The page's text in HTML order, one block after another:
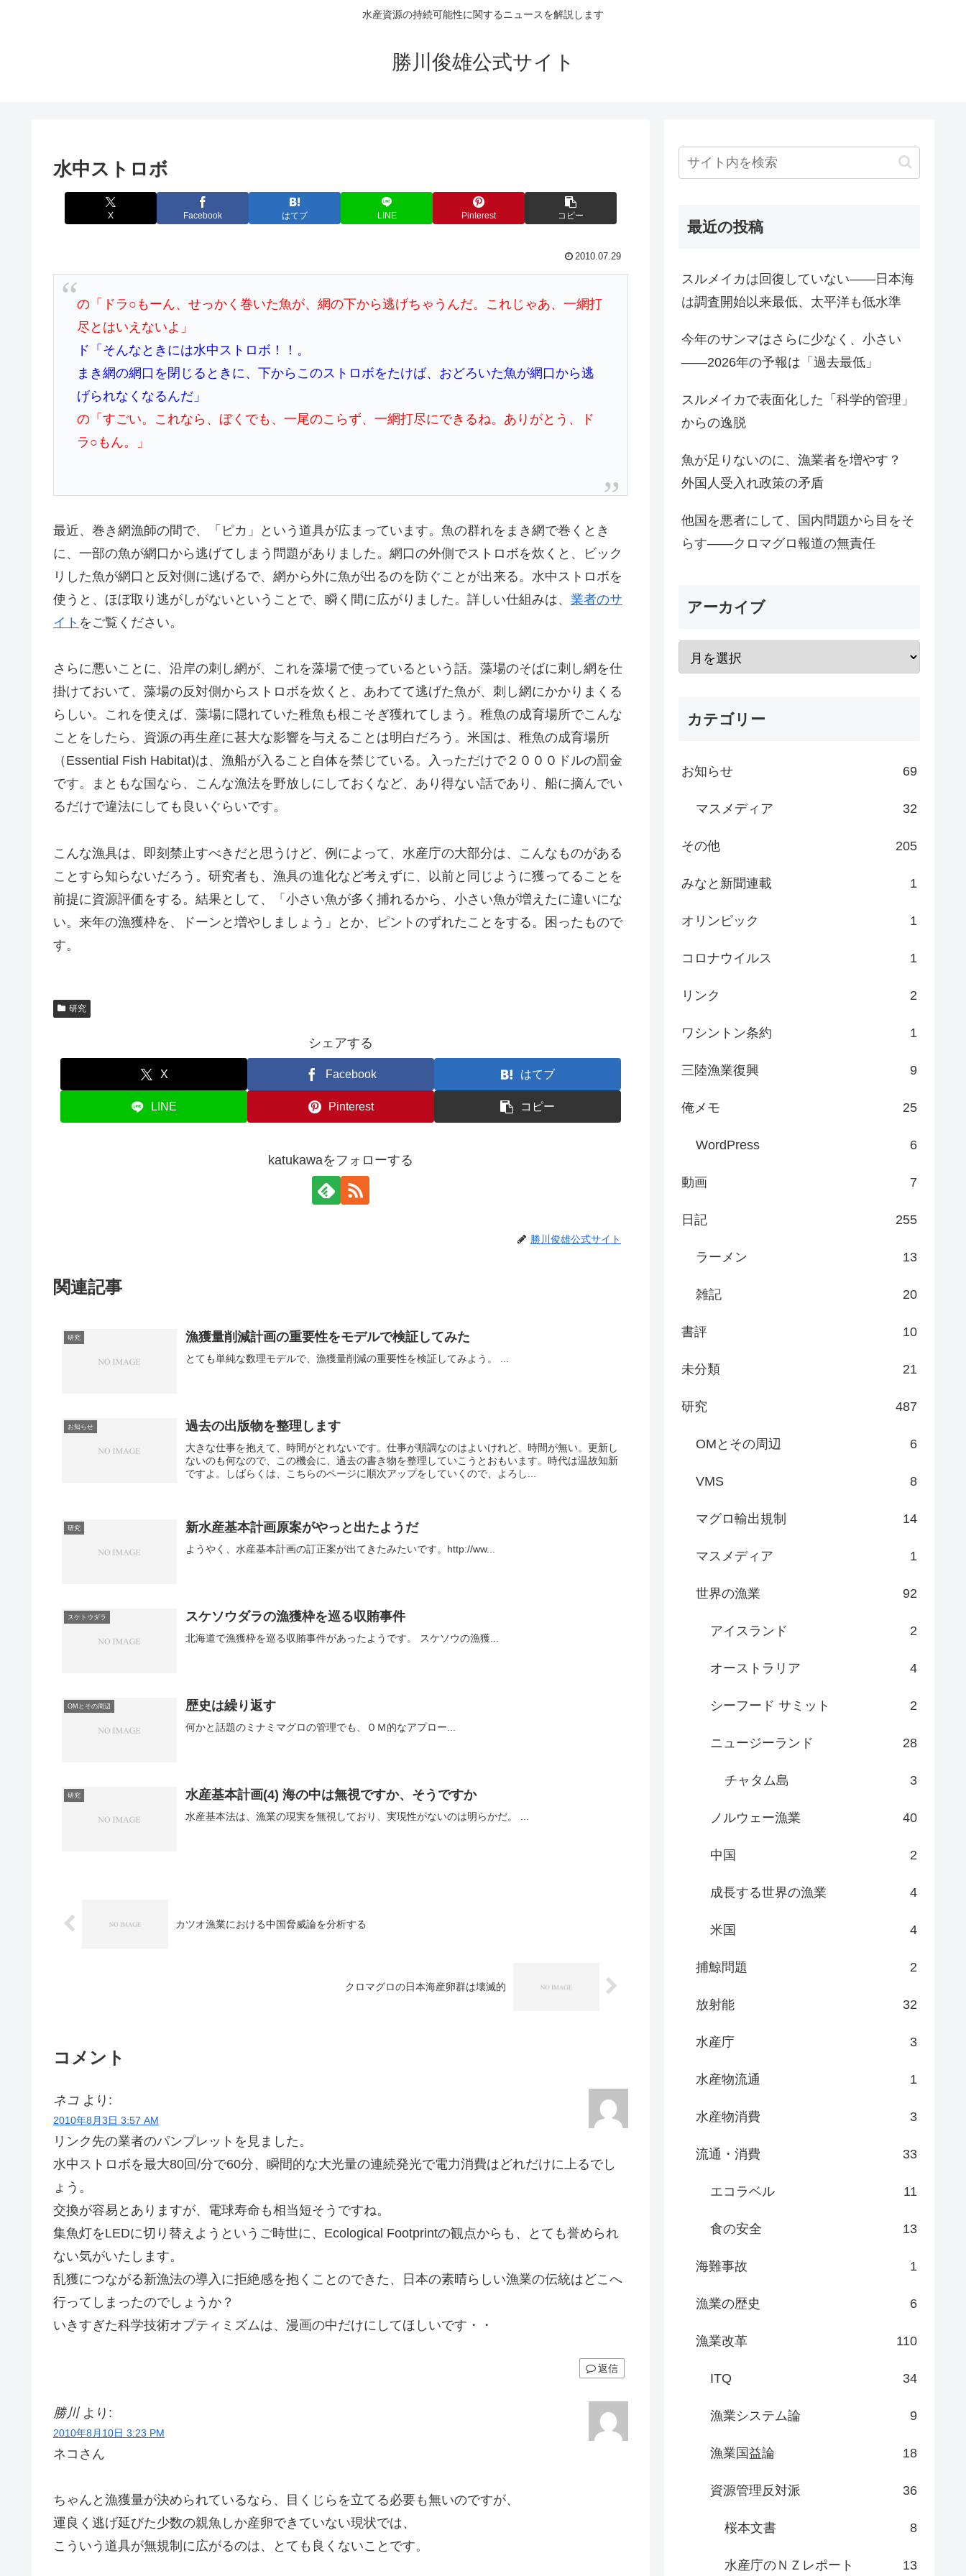
水産資源の持続可能性に関するニュースを解説します
勝川俊雄公式サイト
水中ストロボ
X Facebook はてブ LINE Pinterest コピー
2010.07.29
の「ドラ○もーん、せっかく巻いた魚が、網の下から逃げちゃうんだ。これじゃあ、一網打
尽とはいえないよ」
ド「そんなときには水中ストロボ！！ 。
まき網の網口を閉じるときに、下からこのストロボをたけば、おどろいた魚が網口から逃
げられなくなるんだ」
の「すごい。これなら、ぼくでも、一尾のこらず、一網打尽にできるね。ありがとう、ド
ラ○もん。」
最近、巻き網漁師の間で、「ピカ」という道具が広まっています。魚の群れをまき網で巻くとき
に、一部の魚が網口から逃げてしまう問題がありました。網口の外側でストロボを炊くと、ビック
リした魚が網口と反対側に逃げるで、網から外に魚が出るのを防ぐことが出来る。水中ストロボを
使うと、ほぼ取り逃がしがないということで、瞬く間に広がりました。詳しい仕組みは、 業者のサ
イト をご覧ください。
さらに悪いことに、沿岸の刺し網が、これを藻場で使っているという話。藻場のそばに刺し網を仕
掛けておいて、藻場の反対側からストロボを炊くと、あわてて逃げた魚が、刺し網にかかりまくる
らしい。これを使えば、藻場に隠れていた稚魚も根こそぎ獲れてしまう。稚魚の成育場所でこんな
ことをしたら、資源の再生産に甚大な影響を与えることは明白だろう。米国は、稚魚の成育場所
（Essential Fish Habitat)は、漁船が入ること自体を禁じている。入っただけで２０００ドルの罰金
です。まともな国なら、こんな漁法を野放しにしておくなど、あり得ない話であり、船に摘んでい
るだけで違法にしても良いぐらいです。
こんな漁具は、即刻禁止すべきだと思うけど、例によって、水産庁の大部分は、こんなものがある
ことすら知らないだろう。研究者も、漁具の進化など考えずに、以前と同じように獲ってることを
前提に資源評価をする。結果として、「小さい魚が多く捕れるから、小さい魚が増えたに違いにな
い。来年の漁獲枠を、ドーンと増やしましょう」とか、ピントのずれたことをする。困ったもので
す。
研究
シェアする
X Facebook はてブ
LINE Pinterest コピー
katukawaをフォローする
勝川俊雄公式サイト
関連記事
研究 漁獲量削減計画の重要性をモデルで検証してみた
お知らせ 過去の出版物を整理します
大きな仕事を抱えて、時間がとれないです。仕事が順調なのはよいけれど、時間が無い。更新し
ないのも何なので、この機会に、過去の書き物を整理していこうとおもいます。時代は温故知新
ですよ。しばらくは、こちらのページに順次アップをしていくので、よろし...
研究 新水産基本計画原案がやっと出たようだ
ようやく、水産基本計画の訂正案が出てきたみたいです。http://ww...
スケトウダラ スケソウダラの漁獲枠を巡る収賄事件
北海道で漁獲枠を巡る収賄事件があったようです。 スケソウの漁獲...
OMとその周辺 歴史は繰り返す
何かと話題のミナミマグロの管理でも、ＯＭ的なアプロー...
研究 水産基本計画(4) 海の中は無視ですか、そうですか
水産基本法は、漁業の現実を無視しており、実現性がないのは明らかだ。 ...
カツオ漁業における中国脅威論を分析する
クロマグロの日本海産卵群は壊滅的
コメント
ネコ より:
2010年8月3日 3:57 AM
リンク先の業者のパンプレットを見ました。
水中ストロボを最大80回/分で60分、瞬間的な大光量の連続発光で電力消費はどれだけに上るでし
ょう。
交換が容易とありますが、電球寿命も相当短そうですね。
集魚灯をLEDに切り替えようというご時世に、Ecological Footprintの観点からも、とても誉められ
ない気がいたします。
乱獲につながる新漁法の導入に拒絶感を抱くことのできた、日本の素晴らしい漁業の伝統はどこへ
行ってしまったのでしょうか？
いきすぎた科学技術オプティミズムは、漫画の中だけにしてほしいです・・
返信
勝川 より:
2010年8月10日 3:23 PM
ネコさん
ちゃんと漁獲量が決められているなら、目くじらを立てる必要も無いのですが、
運良く逃げ延びた少数の親魚しか産卵できていない現状では、
こういう道具が無規制に広がるのは、とても良くないことです。
最近の投稿
スルメイカは回復していない――日本海
は調査開始以来最低、太平洋も低水準
今年のサンマはさらに少なく、小さい
――2026年の予報は「過去最低」
スルメイカで表面化した「科学的管理」
からの逸脱
魚が足りないのに、漁業者を増やす？
外国人受入れ政策の矛盾
他国を悪者にして、国内問題から目をそ
らす――クロマグロ報道の無責任
アーカイブ
カテゴリー
お知らせ 69
マスメディア 32
その他 205
みなと新聞連載 1
オリンピック 1
コロナウイルス 1
リンク 2
ワシントン条約 1
三陸漁業復興 9
俺メモ 25
WordPress 6
動画 7
日記 255
ラーメン 13
雑記 20
書評 10
未分類 21
研究 487
OMとその周辺 6
VMS 8
マグロ輸出規制 14
マスメディア 1
世界の漁業 92
アイスランド 2
オーストラリア 4
シーフード サミット 2
ニュージーランド 28
チャタム島 3
ノルウェー漁業 40
中国 2
成長する世界の漁業 4
米国 4
捕鯨問題 2
放射能 32
水産庁 3
水産物流通 1
水産物消費 3
流通・消費 33
エコラベル 11
食の安全 13
海難事故 1
漁業の歴史 6
漁業改革 110
ITQ 34
漁業システム論 9
漁業国益論 18
資源管理反対派 36
桜本文書 8
水産庁のＮＺレポート 13